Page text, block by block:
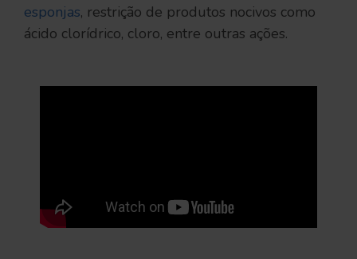
esponjas, restrição de produtos nocivos como
ácido clorídrico, cloro, entre outras ações.